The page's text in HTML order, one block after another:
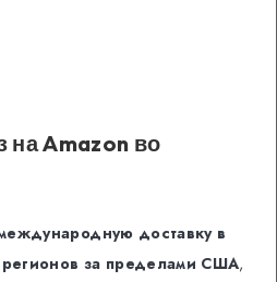
на Amazon во
доставку в
за пределами США,